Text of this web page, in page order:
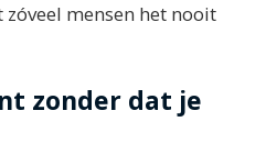
mensen het nooit
zonder dat je